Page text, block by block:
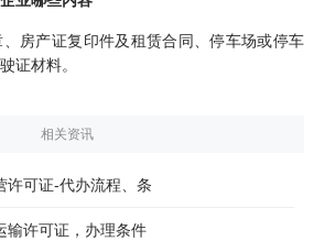
产证复印件及租赁合同、停车场或停车
证材料。
相关资讯
许可证-代办流程、条
输许可证，办理条件